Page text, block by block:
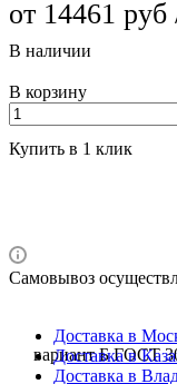
вариант Б ГОСТ
от 14461
В наличии
В корзину
Купить в 1 клик
Самовывоз
Доставка в
Доставка в
Доставка в